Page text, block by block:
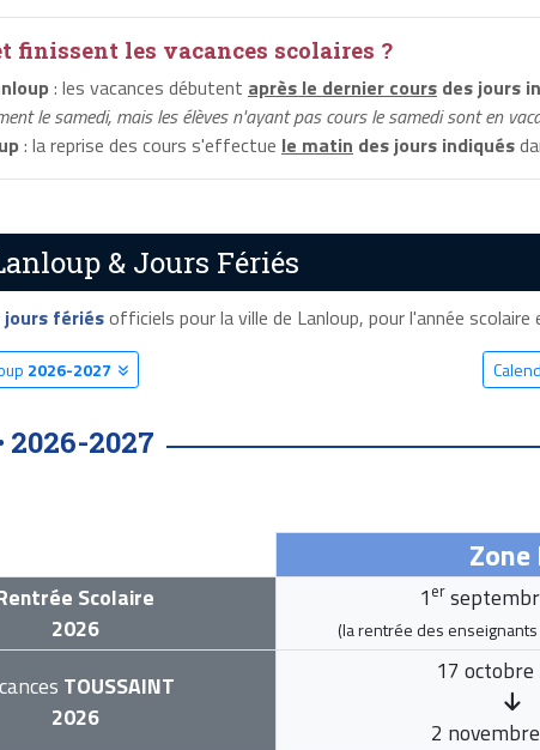
finissent les vacances scolaires ?
: les vacances débutent après le dernier cours des jours
le samedi, mais les élèves n'ayant pas cours le samedi sont en
: la reprise des cours s'effectue le matin des jours indiqués
& Jours Fériés
jours fériésofficiels pour la ville de Lanloup, pour l'année scolaire
2026-2027
2026-2027
Zone
Scolaire
2026
1 er
(la rentrée des
TOUSSAINT
2026
17
2